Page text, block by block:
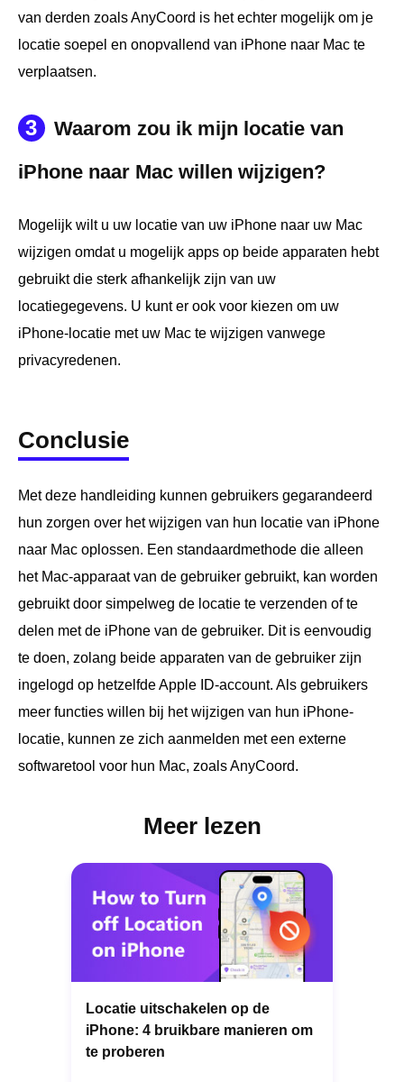
van derden zoals AnyCoord is het echter mogelijk om je
locatie soepel en onopvallend van iPhone naar Mac te
verplaatsen.
3
Waarom zou ik mijn locatie van
iPhone naar Mac willen wijzigen?
Mogelijk wilt u uw locatie van uw iPhone naar uw Mac
wijzigen omdat u mogelijk apps op beide apparaten hebt
gebruikt die sterk afhankelijk zijn van uw
locatiegegevens. U kunt er ook voor kiezen om uw
iPhone-locatie met uw Mac te wijzigen vanwege
privacyredenen.
Conclusie
Met deze handleiding kunnen gebruikers gegarandeerd
hun zorgen over het wijzigen van hun locatie van iPhone
naar Mac oplossen. Een standaardmethode die alleen
het Mac-apparaat van de gebruiker gebruikt, kan worden
gebruikt door simpelweg de locatie te verzenden of te
delen met de iPhone van de gebruiker. Dit is eenvoudig
te doen, zolang beide apparaten van de gebruiker zijn
ingelogd op hetzelfde Apple ID-account. Als gebruikers
meer functies willen bij het wijzigen van hun iPhone-
locatie, kunnen ze zich aanmelden met een externe
softwaretool voor hun Mac, zoals AnyCoord.
Meer lezen
Locatie uitschakelen op de
iPhone: 4 bruikbare manieren om
te proberen